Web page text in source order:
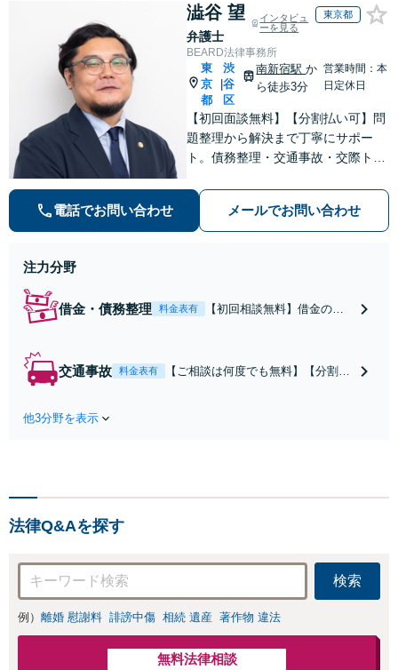
澁谷 望
弁護士
インタビュ
ーを見る
東京都
BEARD法律事務所
東
京
都
渋
谷
区
南新宿駅か
ら徒歩3分
営業時間：本
日定休日
【初回面談無料】【分割払い可】問
題整理から解決まで丁寧にサポー
ト。債務整理・交通事故・交際トラ
迅速なレスポンスとわかりやすい進
捗共有で不安を軽減します。依頼者
様と二人三脚で、納得できる解決を
電話でお問い合わせ メールでお問い合わせ
注力分野
借金・債務整理 料金表有
【初回相談無料】借金の督
ートします。◎任意整理後
交通事故 料金表有
【ご相談は何度でも無料】【分割払
す。
他3分野を表示
法律Q&Aを探す
検索
例） 離婚 慰謝料 誹謗中傷 相続 遺産 著作物 違法
無料法律相談